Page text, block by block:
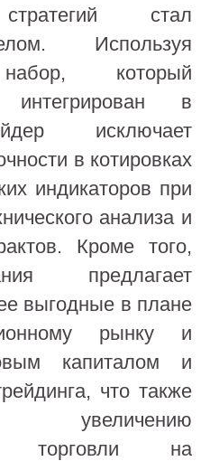
стал
Используя
который
интегрирован в
исключает
в котировках
индикаторов при
анализа и
Кроме того,
предлагает
выгодные в плане
рынку и
капиталом и
что также
увеличению
торговли на